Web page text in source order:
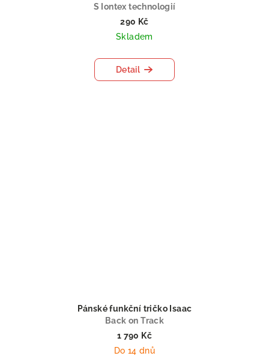
S Iontex technologií
290 Kč
Skladem
Detail
Pánské funkční tričko Isaac
Back on Track
1 790 Kč
Do 14 dnů